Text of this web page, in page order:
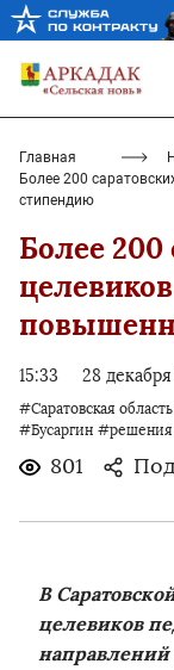
Главная
Более 200
стипендию
Более 200
15:33 28
#Саратовская область
#Бусаргин #решения
801
В
целевиков